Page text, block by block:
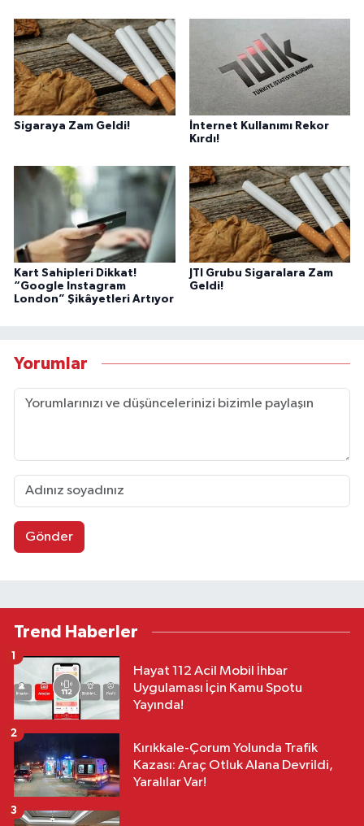
Sigaraya Zam Geldi!
İnternet Kullanımı Rekor
Kırdı!
Kart Sahipleri Dikkat!
“Google Instagram
London” Şikâyetleri Artıyor
JTI Grubu Sigaralara Zam
Geldi!
Yorumlar
Gönder
Trend Haberler
Hayat 112 Acil Mobil İhbar
Uygulaması İçin Kamu Spotu
Yayında!
1
Kırıkkale-Çorum Yolunda Trafik
Kazası: Araç Otluk Alana Devrildi,
Yaralılar Var!
2
3